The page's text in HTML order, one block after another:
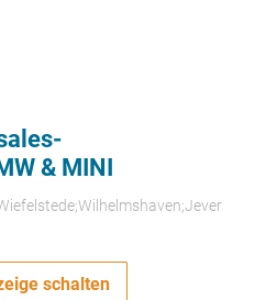
& MINI
schalten